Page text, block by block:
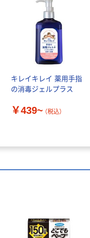
キレイキレイ 薬用手指
の消毒ジェルプラス
￥439~ （税込）